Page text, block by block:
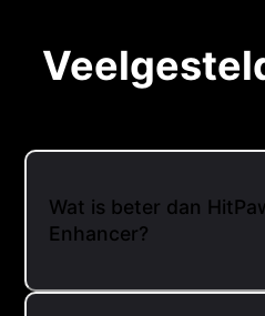
Wat is beter dan
Enhancer?